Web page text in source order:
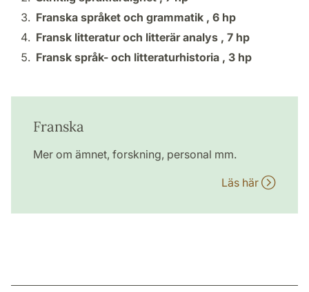
Franska språket och grammatik , 6 hp
Fransk litteratur och litterär analys , 7 hp
Fransk språk- och litteraturhistoria , 3 hp
Franska
Mer om ämnet, forskning, personal mm.
Läs här